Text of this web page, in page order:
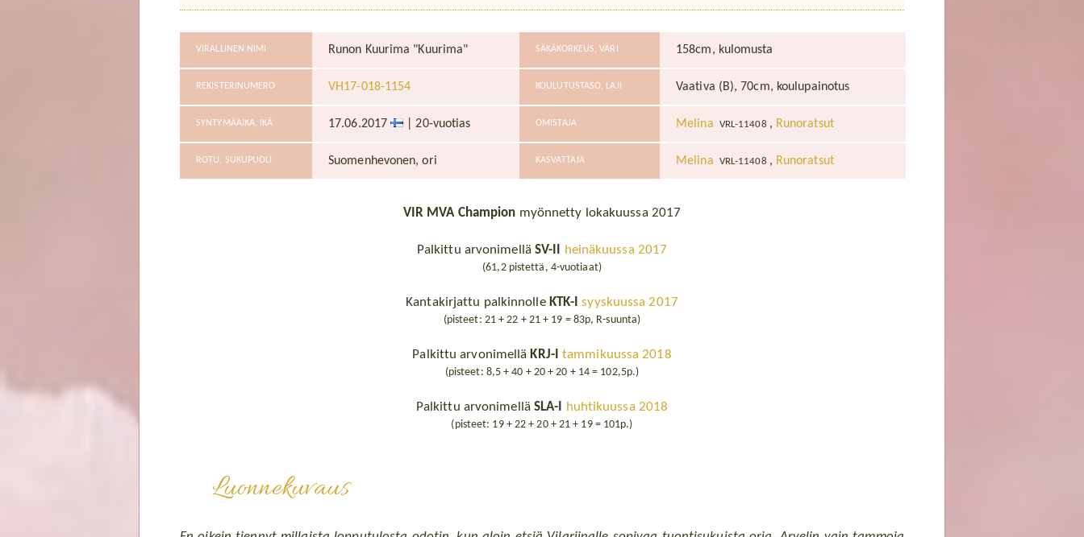
VIRALLINEN NIMI Runon Kuurima "Kuurima" SÄKÄKORKEUS, VÄRI 158cm, kulomusta
REKISTERINUMERO VH17-018-1154 KOULUTUSTASO, LAJI Vaativa (B), 70cm, koulupainotus
SYNTYMÄAIKA, IKÄ 17.06.2017 | 20-vuotias OMISTAJA Melina VRL-11408 , Runoratsut
ROTU, SUKUPUOLI Suomenhevonen, ori KASVATTAJA Melina VRL-11408 , Runoratsut
VIR MVA Champion myönnetty lokakuussa 2017
Palkittu arvonimellä SV-II heinäkuussa 2017
(61,2 pistettä, 4-vuotiaat)
Kantakirjattu palkinnolle KTK-I syyskuussa 2017
(pisteet: 21 + 22 + 21 + 19 = 83p, R-suunta)
Palkittu arvonimellä KRJ-I tammikuussa 2018
(pisteet: 8,5 + 40 + 20 + 20 + 14 = 102,5p.)
Palkittu arvonimellä SLA-I huhtikuussa 2018
(pisteet: 19 + 22 + 20 + 21 + 19 = 101p.)
Luonnekuvaus